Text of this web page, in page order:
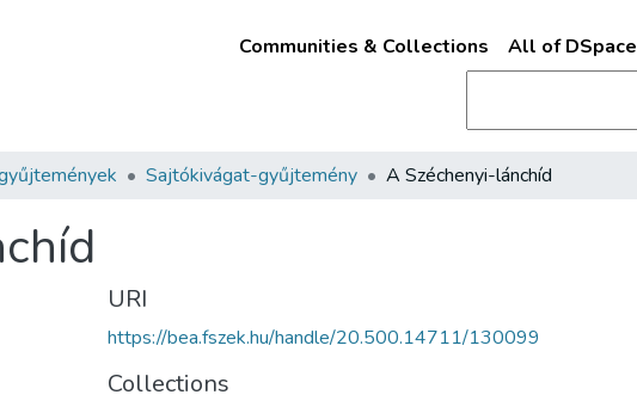
Communities & Collections All of DSpace
Sajtókivágat-gyűjtemény A Széchenyi-lánchíd
URI
https://bea.fszek.hu/handle/20.500.14711/130099
Collections